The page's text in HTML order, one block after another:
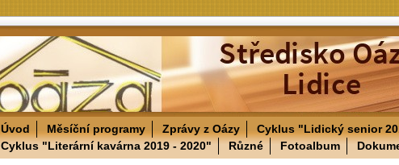
Úvod Měsíční programy Zprávy z Oázy
Cyklus "Lidický senior
Cyklus "Literární kavárna 2019 - 2020"
Různé Fotoalbum